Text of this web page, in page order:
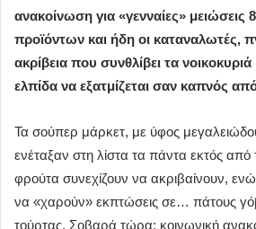
ανακοίνωση για «γενναίες» μειώσεις
προϊόντων και ήδη οι καταναλωτές,
ακρίβεια που συνθλίβει τα
ελπίδα να εξατμίζεται σαν καπνός
Τα σούπερ μάρκετ, με ύφος
ενέταξαν στη λίστα τα πάντα εκτός από
φρούτα συνεχίζουν να ακριβαίνουν, ενώ
να «χαρούν» εκπτώσεις σε… πάτους
τούρτας. Σοβαρά τώρα: κοινωνική